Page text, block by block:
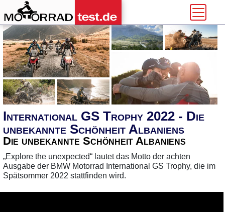
International GS Trophy 2022 - Die
unbekannte Schönheit Albaniens
Die unbekannte Schönheit Albaniens
„Explore the unexpected“ lautet das Motto der achten
Ausgabe der BMW Motorrad International GS Trophy, die im
Spätsommer 2022 stattfinden wird.